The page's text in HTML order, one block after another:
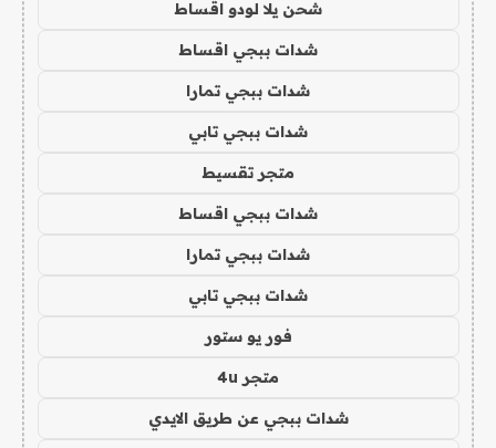
شحن يلا لودو اقساط
شدات ببجي اقساط
شدات ببجي تمارا
شدات ببجي تابي
متجر تقسيط
شدات ببجي اقساط
شدات ببجي تمارا
شدات ببجي تابي
فور يو ستور
متجر 4u
شدات ببجي عن طريق الايدي